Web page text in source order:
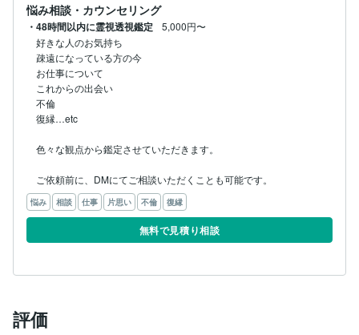
悩み相談・カウンセリング
・48時間以内に霊視透視鑑定
5,000円〜
好きな人のお気持ち
疎遠になっている方の今
お仕事について
これからの出会い
不倫
復縁…etc
色々な観点から鑑定させていただきます。
ご依頼前に、DMにてご相談いただくことも可能です。
悩み 相談 仕事 片思い 不倫 復縁
無料で見積り相談
評価